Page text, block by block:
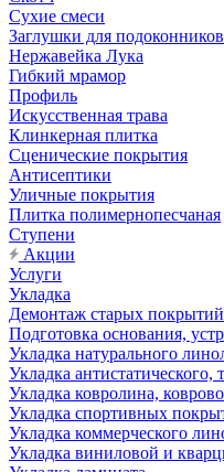
Сухие смеси
Заглушки для подоконников
Нержавейка Лука
Гибкий мрамор
Профиль
Искусственная трава
Клинкерная плитка
Сценические покрытия
Антисептики
Уличные покрытия
Плитка полимернопесчаная
Ступени
Акции
Услуги
Укладка
Демонтаж старых покрытий
Подготовка основания,
Укладка натурального
Укладка
Укладка ковролина,
Укладка спортивных
Укладка коммерческого
Укладка виниловой и